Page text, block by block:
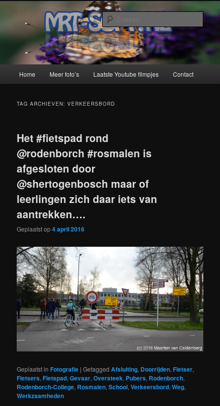
primaire
secundaireMRT-Soft
Home Meer foto’s Laatste Youtube filmpjes Contact
TAG ARCHIEVEN:VERKEERSBORD
Het #fietspad rond
@rodenborch #rosmalen is
afgesloten door
@shertogenbosch maar of
leerlingen zich daar iets van
aantrekken….
Geplaatst op4 april 2016
Geplaatst in Fotografie |Getagged Afsluiting, Doorrijden,Fietser,
Fietsers,Fietspad,Gevaar,Oversteek, Pubers, Rodenborch,
Rodenborch-College, Rosmalen,School,Verkeersbord,Weg,
Werkzaamheden